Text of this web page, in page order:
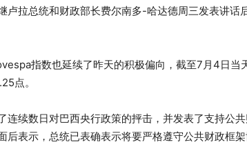
卢拉总统和财政部长费尔南多-哈达德周三发表讲话
指数也延续了昨天的积极偏向，截至7月4日当
点。
连续数日对巴西央行政策的抨击，并发表了支持公
后表示，总统已表确表示将要严格遵守公共财政框